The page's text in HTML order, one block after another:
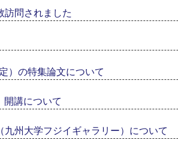
訪問されました
）の特集論文について
開講について
九州大学フジイギャラリー）について